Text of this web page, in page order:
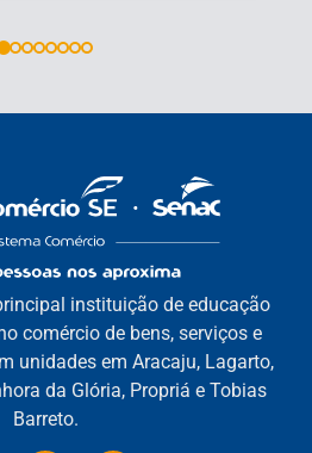
instituição de educação
comércio de bens, serviços e
unidades em Aracaju, Lagarto,
da Glória, Propriá e Tobias
Barreto.